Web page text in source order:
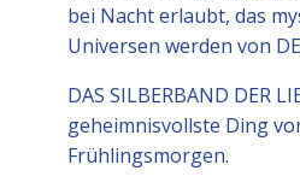
bei Nacht erlaubt, das
Universen werden von
DAS SILBERBAND DER
geheimnisvollste Ding
Frühlingsmorgen.